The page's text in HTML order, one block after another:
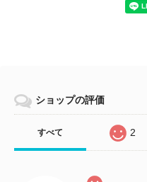
ショップの評価
すべて 2